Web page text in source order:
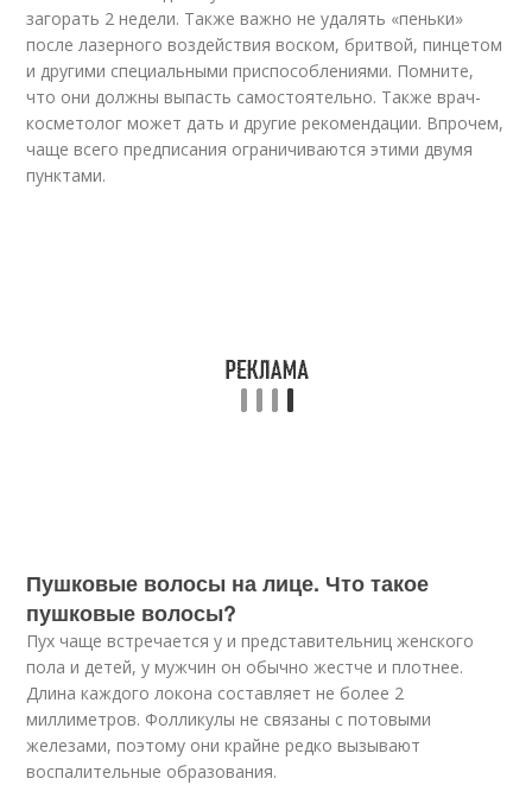
загорать 2 недели. Также важно не удалять «пеньки»
после лазерного воздействия воском, бритвой, пинцетом
и другими специальными приспособлениями. Помните,
что они должны выпасть самостоятельно. Также врач-
косметолог может дать и другие рекомендации. Впрочем,
чаще всего предписания ограничиваются этими двумя
пунктами.
Пушковые волосы на лице. Что такое
пушковые волосы?
Пух чаще встречается у и представительниц женского
пола и детей, у мужчин он обычно жестче и плотнее.
Длина каждого локона составляет не более 2
миллиметров. Фолликулы не связаны с потовыми
железами, поэтому они крайне редко вызывают
воспалительные образования.